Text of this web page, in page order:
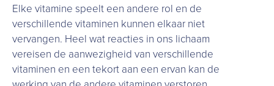
Elke vitamine speelt een andere rol en de
verschillende vitaminen kunnen elkaar niet
vervangen. Heel wat reacties in ons lichaam
vereisen de aanwezigheid van verschillende
vitaminen en een tekort aan een ervan kan de